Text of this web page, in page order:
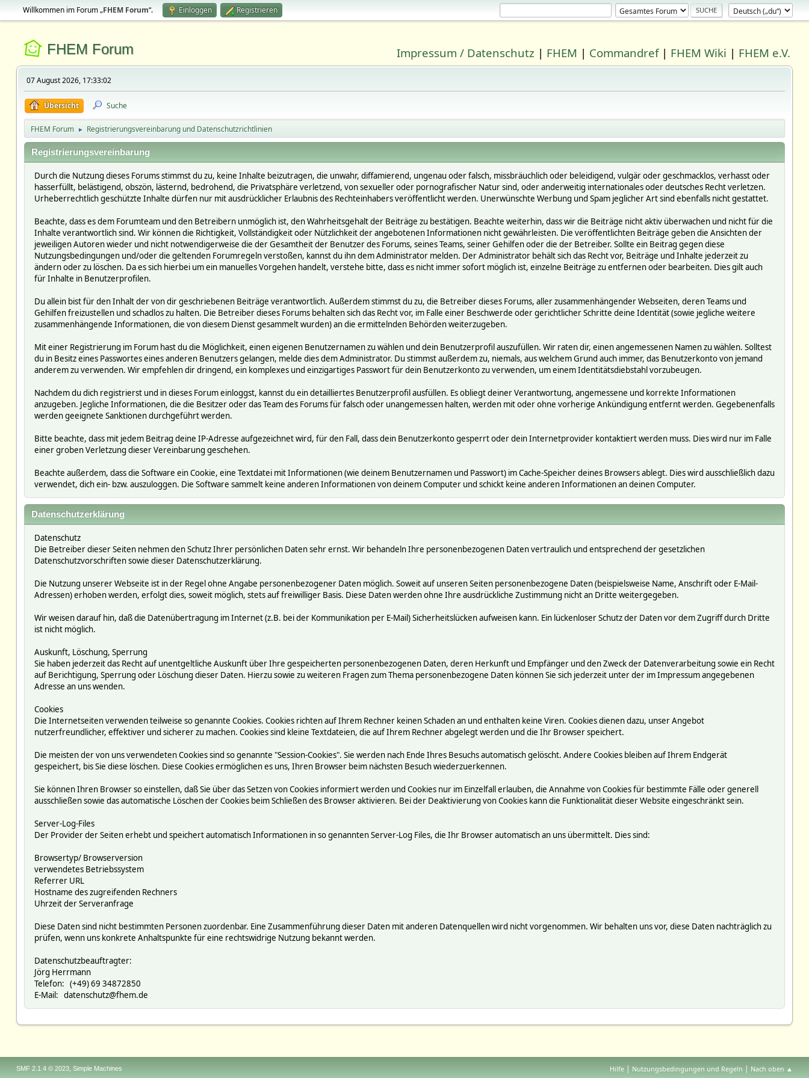
Willkommen im Forum „FHEM Forum“. Einloggen Registrieren
FHEM Forum Impressum / Datenschutz | FHEM | Commandref| FHEM Wiki | FHEM e.V.
07 August 2026, 17:33:02
Übersicht Suche
FHEM Forum ► Registrierungsvereinbarung und Datenschutzrichtlinien
Registrierungsvereinbarung
Durch die Nutzung dieses Forums stimmst du zu, keine Inhalte beizutragen, die unwahr, diffamierend, ungenau oder falsch, missbräuchlich oder beleidigend, vulgär oder geschmacklos, verhasst oder
hasserfüllt, belästigend, obszön, lästernd, bedrohend, die Privatsphäre verletzend, von sexueller oder pornografischer Natur sind, oder anderweitig internationales oder deutsches Recht verletzen.
Urheberrechtlich geschützte Inhalte dürfen nur mit ausdrücklicher Erlaubnis des Rechteinhabers veröffentlicht werden. Unerwünschte Werbung und Spam jeglicher Art sind ebenfalls nicht gestattet.
Beachte, dass es dem Forumteam und den Betreibern unmöglich ist, den Wahrheitsgehalt der Beiträge zu bestätigen. Beachte weiterhin, dass wir die Beiträge nicht aktiv überwachen und nicht für die
Inhalte verantwortlich sind. Wir können die Richtigkeit, Vollständigkeit oder Nützlichkeit der angebotenen Informationen nicht gewährleisten. Die veröffentlichten Beiträge geben die Ansichten der
jeweiligen Autoren wieder und nicht notwendigerweise die der Gesamtheit der Benutzer des Forums, seines Teams, seiner Gehilfen oder die der Betreiber. Sollte ein Beitrag gegen diese
Nutzungsbedingungen und/oder die geltenden Forumregeln verstoßen, kannst du ihn dem Administrator melden. Der Administrator behält sich das Recht vor, Beiträge und Inhalte jederzeit zu
ändern oder zu löschen. Da es sich hierbei um ein manuelles Vorgehen handelt, verstehe bitte, dass es nicht immer sofort möglich ist, einzelne Beiträge zu entfernen oder bearbeiten. Dies gilt auch
für Inhalte in Benutzerprofilen.
Du allein bist für den Inhalt der von dir geschriebenen Beiträge verantwortlich. Außerdem stimmst du zu, die Betreiber dieses Forums, aller zusammenhängender Webseiten, deren Teams und
Gehilfen freizustellen und schadlos zu halten. Die Betreiber dieses Forums behalten sich das Recht vor, im Falle einer Beschwerde oder gerichtlicher Schritte deine Identität (sowie jegliche weitere
zusammenhängende Informationen, die von diesem Dienst gesammelt wurden) an die ermittelnden Behörden weiterzugeben.
Mit einer Registrierung im Forum hast du die Möglichkeit, einen eigenen Benutzernamen zu wählen und dein Benutzerprofil auszufüllen. Wir raten dir, einen angemessenen Namen zu wählen. Solltest
du in Besitz eines Passwortes eines anderen Benutzers gelangen, melde dies dem Administrator. Du stimmst außerdem zu, niemals, aus welchem Grund auch immer, das Benutzerkonto von jemand
anderem zu verwenden. Wir empfehlen dir dringend, ein komplexes und einzigartiges Passwort für dein Benutzerkonto zu verwenden, um einem Identitätsdiebstahl vorzubeugen.
Nachdem du dich registrierst und in dieses Forum einloggst, kannst du ein detailliertes Benutzerprofil ausfüllen. Es obliegt deiner Verantwortung, angemessene und korrekte Informationen
anzugeben. Jegliche Informationen, die die Besitzer oder das Team des Forums für falsch oder unangemessen halten, werden mit oder ohne vorherige Ankündigung entfernt werden. Gegebenenfalls
werden geeignete Sanktionen durchgeführt werden.
Bitte beachte, dass mit jedem Beitrag deine IP-Adresse aufgezeichnet wird, für den Fall, dass dein Benutzerkonto gesperrt oder dein Internetprovider kontaktiert werden muss. Dies wird nur im Falle
einer groben Verletzung dieser Vereinbarung geschehen.
Beachte außerdem, dass die Software ein Cookie, eine Textdatei mit Informationen (wie deinem Benutzernamen und Passwort) im Cache-Speicher deines Browsers ablegt. Dies wird ausschließlich dazu
verwendet, dich ein- bzw. auszuloggen. Die Software sammelt keine anderen Informationen von deinem Computer und schickt keine anderen Informationen an deinen Computer.
Datenschutzerklärung
Datenschutz
Die Betreiber dieser Seiten nehmen den Schutz Ihrer persönlichen Daten sehr ernst. Wir behandeln Ihre personenbezogenen Daten vertraulich und entsprechend der gesetzlichen
Datenschutzvorschriften sowie dieser Datenschutzerklärung.
Die Nutzung unserer Webseite ist in der Regel ohne Angabe personenbezogener Daten möglich. Soweit auf unseren Seiten personenbezogene Daten (beispielsweise Name, Anschrift oder E-Mail-
Adressen) erhoben werden, erfolgt dies, soweit möglich, stets auf freiwilliger Basis. Diese Daten werden ohne Ihre ausdrückliche Zustimmung nicht an Dritte weitergegeben.
Wir weisen darauf hin, daß die Datenübertragung im Internet (z.B. bei der Kommunikation per E-Mail) Sicherheitslücken aufweisen kann. Ein lückenloser Schutz der Daten vor dem Zugriff durch Dritte
ist nicht möglich.
Auskunft, Löschung, Sperrung
Sie haben jederzeit das Recht auf unentgeltliche Auskunft über Ihre gespeicherten personenbezogenen Daten, deren Herkunft und Empfänger und den Zweck der Datenverarbeitung sowie ein Recht
auf Berichtigung, Sperrung oder Löschung dieser Daten. Hierzu sowie zu weiteren Fragen zum Thema personenbezogene Daten können Sie sich jederzeit unter der im Impressum angegebenen
Adresse an uns wenden.
Cookies
Die Internetseiten verwenden teilweise so genannte Cookies. Cookies richten auf Ihrem Rechner keinen Schaden an und enthalten keine Viren. Cookies dienen dazu, unser Angebot
nutzerfreundlicher, effektiver und sicherer zu machen. Cookies sind kleine Textdateien, die auf Ihrem Rechner abgelegt werden und die Ihr Browser speichert.
Die meisten der von uns verwendeten Cookies sind so genannte "Session-Cookies". Sie werden nach Ende Ihres Besuchs automatisch gelöscht. Andere Cookies bleiben auf Ihrem Endgerät
gespeichert, bis Sie diese löschen. Diese Cookies ermöglichen es uns, Ihren Browser beim nächsten Besuch wiederzuerkennen.
Sie können Ihren Browser so einstellen, daß Sie über das Setzen von Cookies informiert werden und Cookies nur im Einzelfall erlauben, die Annahme von Cookies für bestimmte Fälle oder generell
ausschließen sowie das automatische Löschen der Cookies beim Schließen des Browser aktivieren. Bei der Deaktivierung von Cookies kann die Funktionalität dieser Website eingeschränkt sein.
Server-Log-Files
Der Provider der Seiten erhebt und speichert automatisch Informationen in so genannten Server-Log Files, die Ihr Browser automatisch an uns übermittelt. Dies sind:
Browsertyp/ Browserversion
verwendetes Betriebssystem
Referrer URL
Hostname des zugreifenden Rechners
Uhrzeit der Serveranfrage
Diese Daten sind nicht bestimmten Personen zuordenbar. Eine Zusammenführung dieser Daten mit anderen Datenquellen wird nicht vorgenommen. Wir behalten uns vor, diese Daten nachträglich zu
prüfen, wenn uns konkrete Anhaltspunkte für eine rechtswidrige Nutzung bekannt werden.
Datenschutzbeauftragter:
Jörg Herrmann
Telefon: (+49) 69 34872850
E-Mail: datenschutz@fhem.de
Hilfe | Nutzungsbedingungen und Regeln | Nach oben ▲
SMF 2.1.4 © 2023, Simple Machines